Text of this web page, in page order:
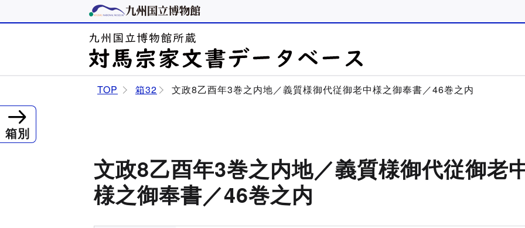
TOP 箱32 文政8乙酉年3巻之内地／義質様御代従御老中様之御奉書／46巻之内
文政8乙酉年3巻之内地／義質様御代従御老
様之御奉書／46巻之内
箱別